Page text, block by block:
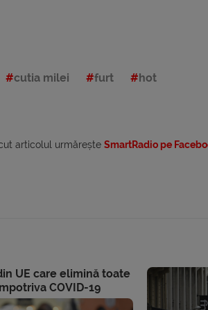
cutia milei furt hot
articolul urmărește SmartRadio pe
UE care elimină toate
COVID-19